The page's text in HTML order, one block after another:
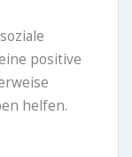
positive
helfen.